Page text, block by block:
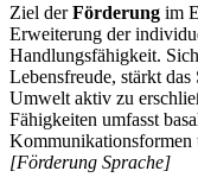
Ziel derFörderung im
Erweiterung der
Handlungsfähigkeit.
Lebensfreude, stärkt
Umwelt aktiv zu
Fähigkeiten umfasst
Kommunikationsformen
[Förderung Sprache]